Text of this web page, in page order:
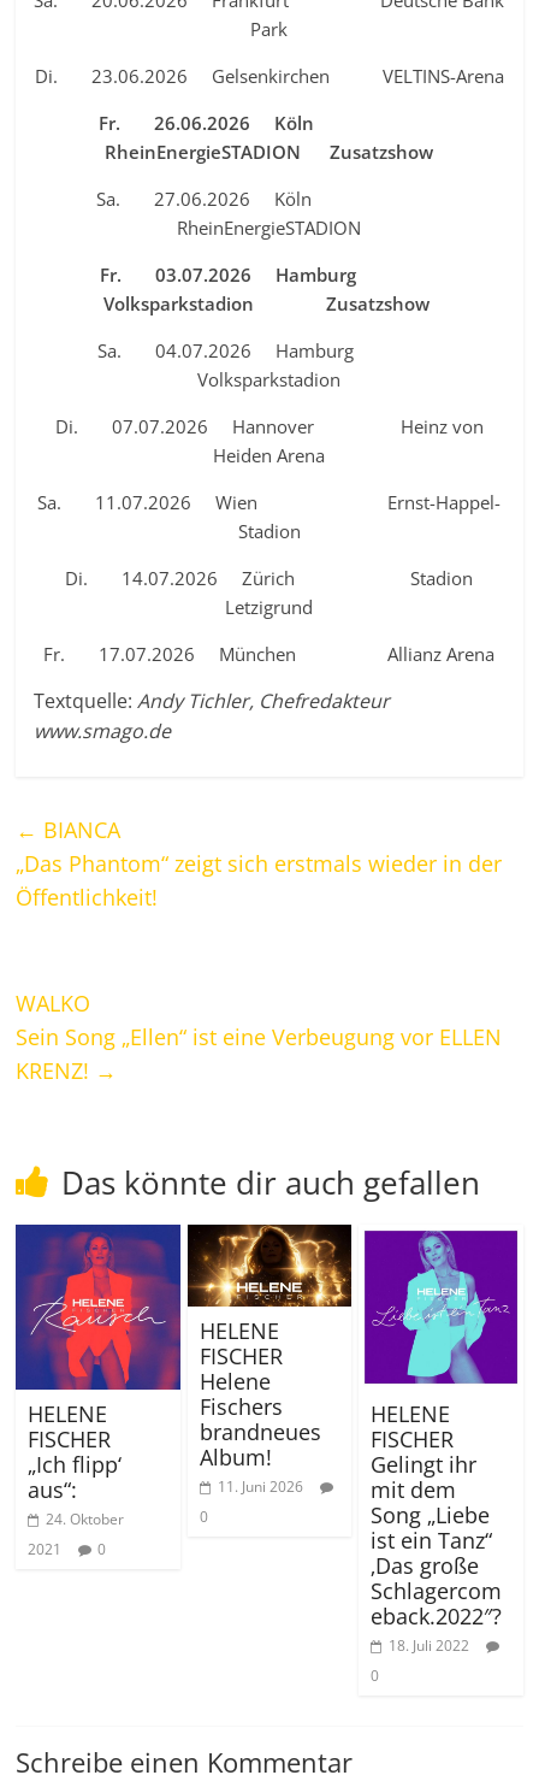
Park
Di. 23.06.2026 Gelsenkirchen VELTINS-Arena
Fr. 26.06.2026 Köln
RheinEnergieSTADION Zusatzshow
Sa. 27.06.2026 Köln
RheinEnergieSTADION
Fr. 03.07.2026 Hamburg
Volksparkstadion Zusatzshow
Sa. 04.07.2026 Hamburg
Volksparkstadion
Di. 07.07.2026 Hannover Heinz von
Heiden Arena
Sa. 11.07.2026 Wien Ernst-Happel-
Stadion
Di. 14.07.2026 Zürich Stadion
Letzigrund
Fr. 17.07.2026 München Allianz Arena
Textquelle:Andy Tichler, Chefredakteur
www.smago.de
← BIANCA
„Das Phantom“ zeigt sich erstmals wieder in der
Öffentlichkeit!
WALKO
Sein Song „Ellen“ ist eine Verbeugung vor ELLEN
KRENZ! →
Das könnte dir auch gefallen
HELENE
FISCHER
„Ich flipp‘
aus“:
24. Oktober
2021
0
HELENE
FISCHER
Helene
Fischers
brandneues
Album!
11. Juni 2026
0
HELENE
FISCHER
Gelingt ihr
mit dem
Song „Liebe
ist ein Tanz“
‚Das große
Schlagercom
eback.2022″?
18. Juli 2022
0
Schreibe einen Kommentar